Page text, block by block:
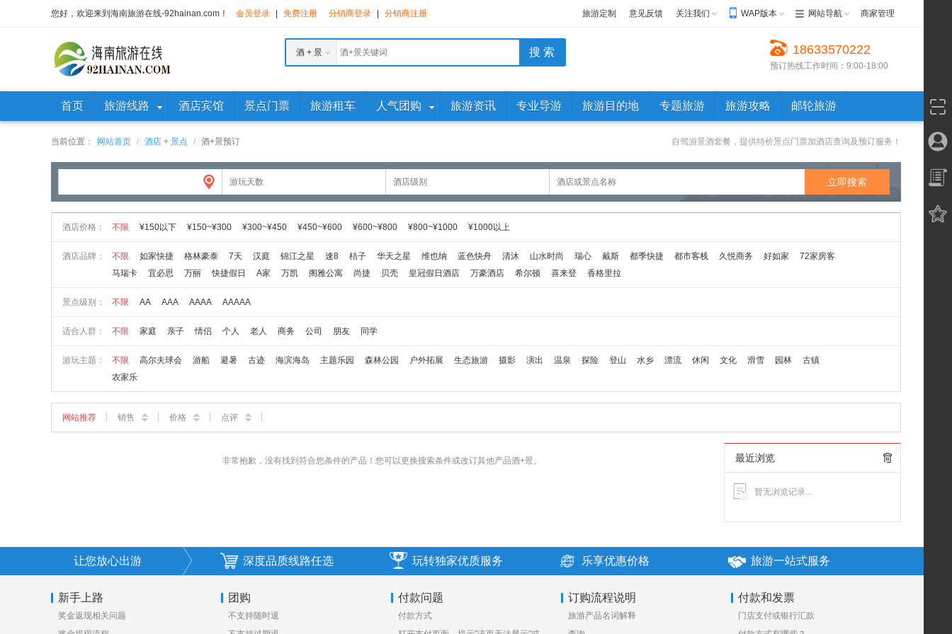
您好，欢迎来到海南旅游在线-92hainan.com！ 会员登录 免费注册 分销商登录 分销商注册 旅游定制 意见反馈 关注我们 WAP版本 网站导航 商家管理
酒 + 景 18633570222
预订热线工作时间：9:00-18:00
首页 旅游线路 酒店宾馆 景点门票 旅游租车 人气团购 旅游资讯 专业导游 旅游目的地 专题旅游 旅游攻略 邮轮旅游
自驾游景酒套餐，提供特价景点门票加酒店查询及预订服务！
当前位置： 网站首页 / 酒店 + 景点 / 酒+景预订
酒店价格： 不限 ¥150以下 ¥150~¥300 ¥300~¥450 ¥450~¥600 ¥600~¥800 ¥800~¥1000 ¥1000以上
酒店品牌： 不限 如家快捷 格林豪泰 7天 汉庭 锦江之星 速8 桔子 华天之星 维也纳 蓝色快舟 清沐 山水时尚 瑞心 戴斯 都季快捷 都市客栈 久悦商务 好如家
72家房客
马瑞卡
宜必思 万丽 快捷假日 A家 万凯 阁雅公寓 尚捷 贝壳 皇冠假日酒店 万豪酒店 希尔顿 喜来登 香格里拉
景点级别： 不限 AA AAA AAAA AAAAA
适合人群： 不限 家庭 亲子 情侣 个人 老人 商务 公司 朋友 同学
游玩主题： 不限 高尔夫球会 游船 避暑 古迹 海滨海岛 主题乐园 森林公园 户外拓展 生态旅游 摄影 演出 温泉 探险 登山 水乡 漂流 休闲 文化 滑雪 园林
古镇
农家乐
网站推荐 销售 价格 点评
非常抱歉，没有找到符合您条件的产品！您可以更换搜索条件或改订其他产品酒+景。 最近浏览
暂无浏览记录...
让您放心出游 深度品质线路任选 玩转独家优质服务 乐享优惠价格 旅游一站式服务
新手上路
奖金返现相关问题
团购
不支持随时退
付款问题
付款方式
订购流程说明
旅游产品名词解释
付款和发票
门店支付或银行汇款